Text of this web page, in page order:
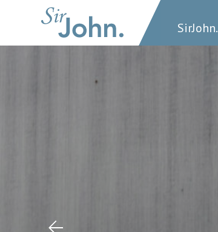
SirJohn.